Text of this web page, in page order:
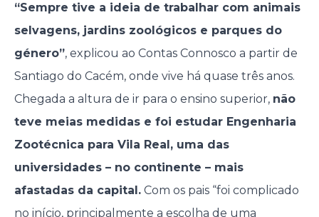
“Sempre tive a ideia de trabalhar com animais
selvagens, jardins zoológicos e parques do
género”, explicou ao Contas Connosco a partir de
Santiago do Cacém, onde vive há quase três anos.
Chegada a altura de ir para o ensino superior, não
teve meias medidas e foi estudar Engenharia
Zootécnica para Vila Real, uma das
universidades – no continente – mais
afastadas da capital.Com os pais “foi complicado
no início, principalmente a escolha de uma